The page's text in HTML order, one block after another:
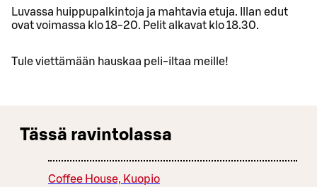
Luvassa huippupalkintoja ja mahtavia etuja. Illan edut
ovat voimassa klo 18-20. Pelit alkavat klo 18.30.
Tule viettämään hauskaa peli-iltaa meille!
Tässä ravintolassa
Coffee House, Kuopio